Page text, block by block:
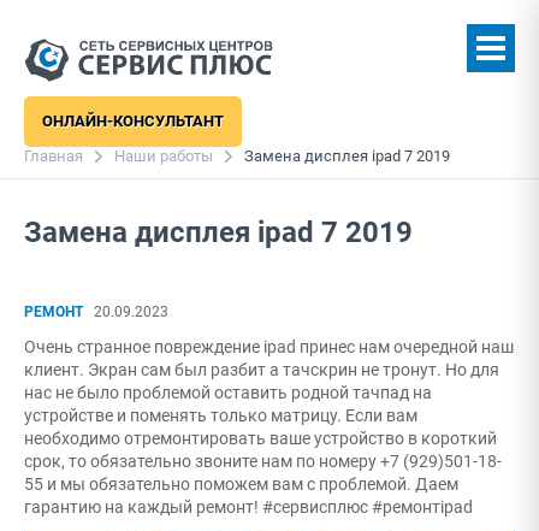
ОНЛАЙН-КОНСУЛЬТАНТ
Главная
Наши работы Замена дисплея ipad 7 2019
Замена дисплея ipad 7 2019
РЕМОНТ 20.09.2023
Очень странное повреждение ipad принес нам очередной наш
клиент. Экран сам был разбит а тачскрин не тронут. Но для
нас не было проблемой оставить родной тачпад на
устройстве и поменять только матрицу. Если вам
необходимо отремонтировать ваше устройство в короткий
срок, то обязательно звоните нам по номеру +7 (929)501-18-
55 и мы обязательно поможем вам с проблемой. Даем
гарантию на каждый ремонт! #сервисплюс #ремонтipad